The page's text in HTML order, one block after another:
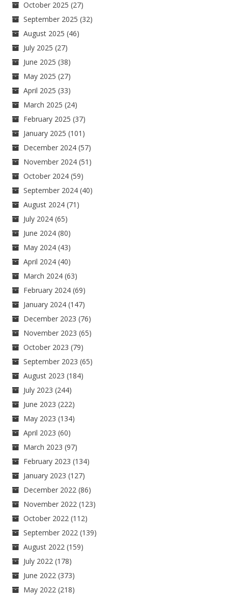
October 2025 (27)
September 2025 (32)
August 2025 (46)
July 2025 (27)
June 2025 (38)
May 2025 (27)
April 2025 (33)
March 2025 (24)
February 2025 (37)
January 2025 (101)
December 2024 (57)
November 2024 (51)
October 2024 (59)
September 2024 (40)
August 2024 (71)
July 2024 (65)
June 2024 (80)
May 2024 (43)
April 2024 (40)
March 2024 (63)
February 2024 (69)
January 2024 (147)
December 2023 (76)
November 2023 (65)
October 2023 (79)
September 2023 (65)
August 2023 (184)
July 2023 (244)
June 2023 (222)
May 2023 (134)
April 2023 (60)
March 2023 (97)
February 2023 (134)
January 2023 (127)
December 2022 (86)
November 2022 (123)
October 2022 (112)
September 2022 (139)
August 2022 (159)
July 2022 (178)
June 2022 (373)
May 2022 (218)